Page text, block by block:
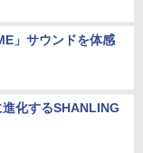
」サウンドを体感
化するSHANLING